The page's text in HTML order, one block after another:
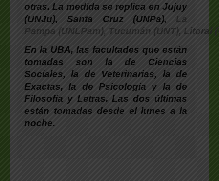
otras. La medida se replica en Jujuy
(UNJu), Santa Cruz (UNPa), La
Pampa (UNLPam), Tucumán (UNT), Litoral
En la UBA, las facultades que están
tomadas son la de Ciencias
Sociales, la de Veterinarias, la de
Exactas, la de Psicología y la de
Filosofía y Letras. Las dos últimas
están tomadas desde el lunes a la
noche.